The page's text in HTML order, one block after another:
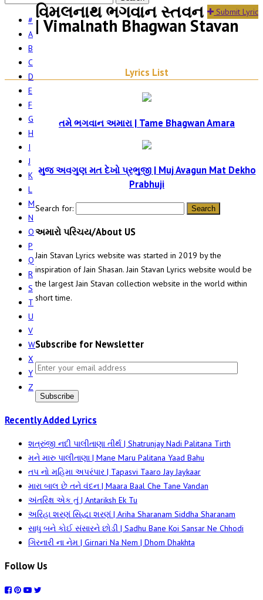
#
A
B
C
D
E
F
G
H
I
J
K
L
M
N
O
P
Q
R
S
T
U
V
W
X
Y
Z
Submit Lyric
વિમલનાથ ભગવાન સ્તવન
| Vimalnath Bhagwan Stavan
Lyrics List
તમે ભગવાન અમારા | Tame Bhagwan Amara
મુજ અવગુણ મત દેખો પ્રભુજી | Muj Avagun Mat Dekho
Prabhuji
Search for:
અમારો પરિચય/About US
Jain Stavan Lyrics website was started in 2019 by the
inspiration of Jain Shasan. Jain Stavan Lyrics website would be
the largest Jain Stavan collection website in the world within
short time.
Subscribe for Newsletter
Subscribe
Recently Added Lyrics
શત્રુંજી નદી પાલીતાણા તીર્થ | Shatrunjay Nadi Palitana Tirth
મને મારુ પાલીતાણા | Mane Maru Palitana Yaad Bahu
તપ નો મહિમા અપરંપાર | Tapasvi Taaro Jay Jaykaar
મારા બાલ છે તને વંદન | Maara Baal Che Tane Vandan
અંતરિક્ષ એક તું | Antariksh Ek Tu
અરિહા શરણં સિદ્ધા શરણં | Ariha Sharanam Siddha Sharanam
સાધુ બને કોઈ સંસારને છોડી | Sadhu Bane Koi Sansar Ne Chhodi
ગિરનારી ના નેમ | Girnari Na Nem | Dhom Dhakhta
Follow Us